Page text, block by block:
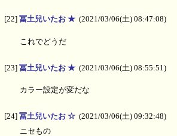
[22] 冨土兒いたお ★ (2021/03/06(土) 08:47:08)
これでどうだ
[23] 冨土兒いたお ★ (2021/03/06(土) 08:55:51)
カラー設定が変だな
[24] 冨土兒いたお ☆ (2021/03/06(土) 09:32:48)
ニセもの